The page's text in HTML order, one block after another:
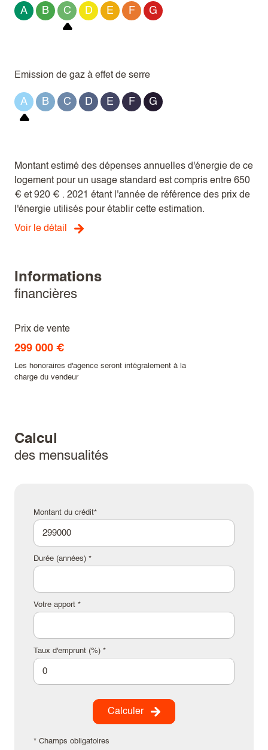
A B C D E F G
Emission de gaz à effet de serre
A B C D E F G
Montant estimé des dépenses annuelles d'énergie de ce
logement pour un usage standard est compris entre 650
€ et 920 € . 2021 étant l'année de référence des prix de
l'énergie utilisés pour établir cette estimation.
Voir le détail
informations
financières
Prix de vente
299 000 €
Les honoraires d'agence seront intégralement à la
charge du vendeur
calcul
des mensualités
Montant du crédit*
Durée (années) *
Votre apport *
Taux d'emprunt (%) *
Calculer
* Champs obligatoires